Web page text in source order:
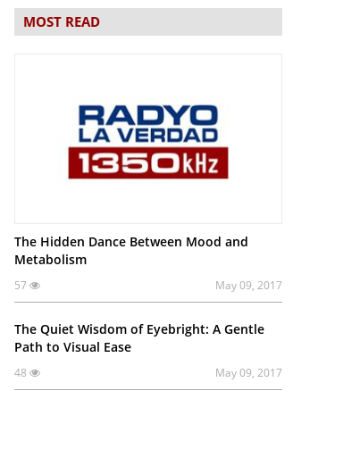
MOST READ
The Hidden Dance Between Mood and
Metabolism
57 May 09, 2017
The Quiet Wisdom of Eyebright: A Gentle
Path to Visual Ease
48 May 09, 2017